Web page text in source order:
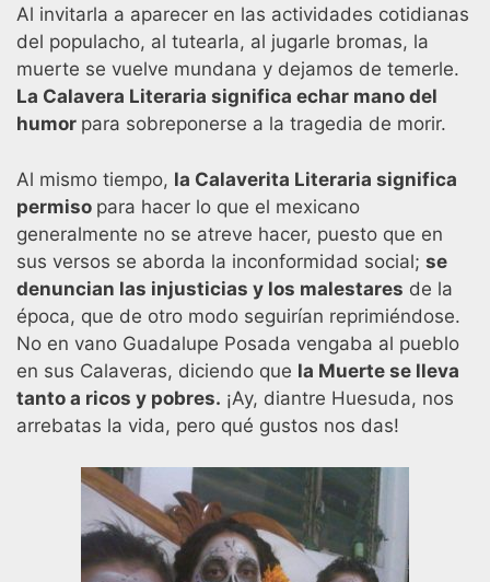
Al invitarla a aparecer en las actividades cotidianas
del populacho, al tutearla, al jugarle bromas, la
muerte se vuelve mundana y dejamos de temerle.
La Calavera Literaria significa echar mano del
humor para sobreponerse a la tragedia de morir.
Al mismo tiempo, la Calaverita Literaria significa
permiso para hacer lo que el mexicano
generalmente no se atreve hacer, puesto que en
sus versos se aborda la inconformidad social; se
denuncian las injusticias y los malestares de la
época, que de otro modo seguirían reprimiéndose.
No en vano Guadalupe Posada vengaba al pueblo
en sus Calaveras, diciendo que la Muerte se lleva
tanto a ricos y pobres. ¡Ay, diantre Huesuda, nos
arrebatas la vida, pero qué gustos nos das!